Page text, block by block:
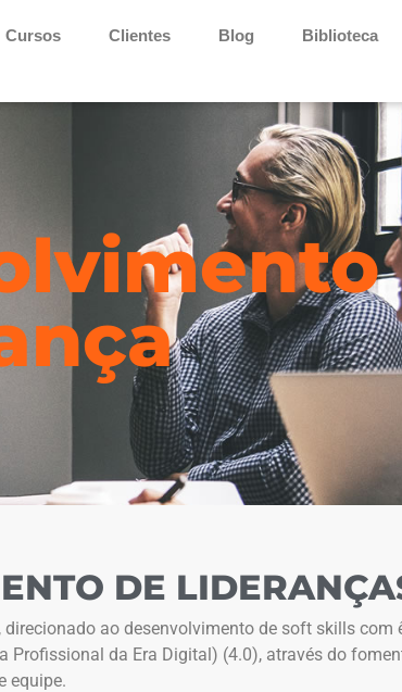
Cursos Clientes Blog Biblioteca
DE
ao desenvolvimento de soft skills com
da Era Digital) (4.0), através do
equipe.